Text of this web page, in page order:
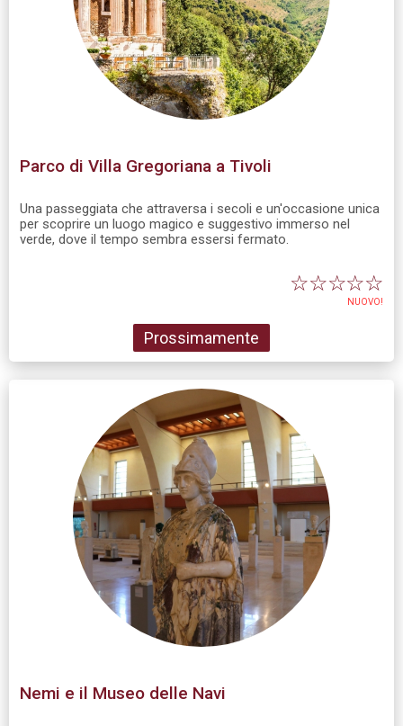
Parco di Villa Gregoriana a Tivoli
Una passeggiata che attraversa i secoli e un'occasione unica
per scoprire un luogo magico e suggestivo immerso nel
verde, dove il tempo sembra essersi fermato.
☆☆☆☆☆
NUOVO!
Prossimamente
Nemi e il Museo delle Navi